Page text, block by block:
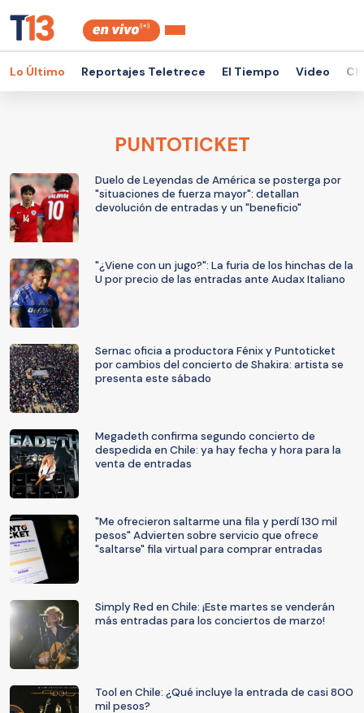
Lo Último Reportajes Teletrece El Tiempo Video
PUNTOTICKET
Duelo de Leyendas de América se posterga por
"situaciones de fuerza mayor": detallan
devolución de entradas y un "beneficio"
"¿Viene con un jugo?": La furia de los hinchas de la
U por precio de las entradas ante Audax Italiano
Sernac oficia a productora Fénix y Puntoticket
por cambios del concierto de Shakira: artista se
presenta este sábado
Megadeth confirma segundo concierto de
despedida en Chile: ya hay fecha y hora para la
venta de entradas
"Me ofrecieron saltarme una fila y perdí 130 mil
pesos" Advierten sobre servicio que ofrece
"saltarse" fila virtual para comprar entradas
Simply Red en Chile: ¡Este martes se venderán
más entradas para los conciertos de marzo!
Tool en Chile: ¿Qué incluye la entrada de casi 800
mil pesos?